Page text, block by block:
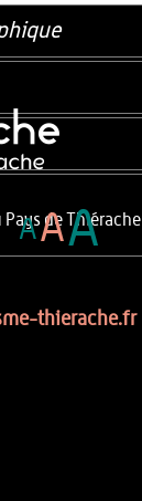
de Thiérache
thierache.fr
AAA